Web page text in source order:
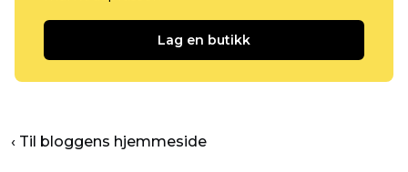
Lag en butikk
‹ Til bloggens hjemmeside